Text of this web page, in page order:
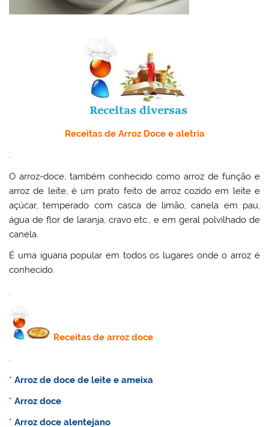
Receitas de Arroz Doce e aletria
.
O arroz-doce, também conhecido como arroz de função e
arroz de leite, é um prato feito de arroz cozido em leite e
açúcar, temperado com casca de limão, canela em pau,
água de flor de laranja, cravo etc., e em geral polvilhado de
canela.
É uma iguaria popular em todos os lugares onde o arroz é
conhecido.
Receitas dearroz doce
.
*Arroz de doce de leite e ameixa
*Arroz doce
*Arroz doce alentejano